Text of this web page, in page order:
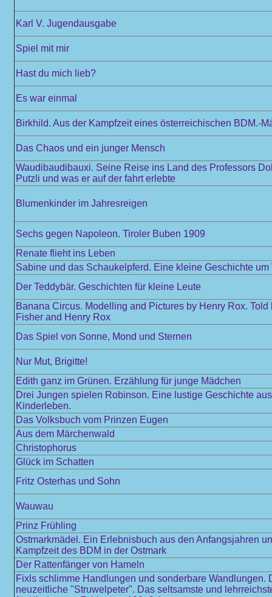
Karl V. Jugendausgabe
Spiel mit mir
Hast du mich lieb?
Es war einmal
Birkhild. Aus der Kampfzeit eines österreichischen BDM.-
Das Chaos und ein junger Mensch
Waudibaudibauxi. Seine Reise ins Land des Professors
Putzli und was er auf der fahrt erlebte
Blumenkinder im Jahresreigen
Sechs gegen Napoleon. Tiroler Buben 1909
Renate flieht ins Leben
Sabine und das Schaukelpferd. Eine kleine Geschichte
Der Teddybär. Geschichten für kleine Leute
Banana Circus. Modelling and Pictures by Henry Rox. Told
Fisher and Henry Rox
Das Spiel von Sonne, Mond und Sternen
Nur Mut, Brigitte!
Edith ganz im Grünen. Erzählung für junge Mädchen
Drei Jungen spielen Robinson. Eine lustige Geschichte
Kinderleben.
Das Volksbuch vom Prinzen Eugen
Aus dem Märchenwald
Christophorus
Glück im Schatten
Fritz Osterhas und Sohn
Wauwau
Prinz Frühling
Ostmarkmädel. Ein Erlebnisbuch aus den Anfangsjahren
Kampfzeit des BDM in der Ostmark
Der Rattenfänger von Hameln
Fixls schlimme Handlungen und sonderbare Wandlungen.
neuzeitliche "Struwelpeter". Das seltsamste und